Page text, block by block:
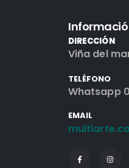
DIRECCIÓN
Viña del
TELÉFONO
Whatsapp
EMAIL